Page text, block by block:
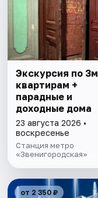
Экскурсия по 3м
квартирам +
парадные и
доходные дома
23 августа 2026 •
воскресенье
Станция метро
«Звенигородская»
от 2 350 ₽